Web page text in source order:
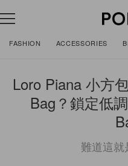
FASHION ACCESSORIES
Loro Piana 小方
Bag？鎖定低
難道這